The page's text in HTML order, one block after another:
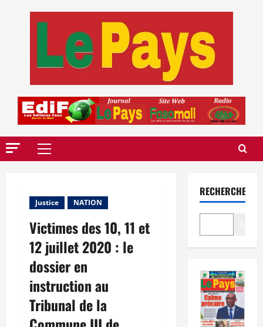
Menu
Justice NATION
Victimes des 10, 11 et
12 juillet 2020 : le
dossier en
instruction au
Tribunal de la
RECHERCHER